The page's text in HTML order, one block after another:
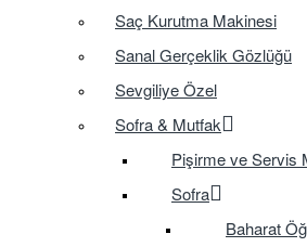
Saç Kurutma Makinesi
Sanal Gerçeklik Gözlüğü
Sevgiliye Özel
Sofra & Mutfak
Pişirme ve Servis
Sofra
Baharat